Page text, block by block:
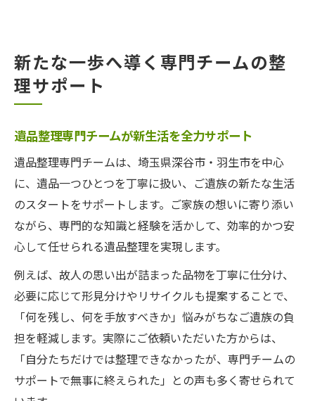
新たな一歩へ導く専門チームの整
理サポート
遺品整理専門チームが新生活を全力サポート
遺品整理専門チームは、埼玉県深谷市・羽生市を中心
に、遺品一つひとつを丁寧に扱い、ご遺族の新たな生活
のスタートをサポートします。ご家族の想いに寄り添い
ながら、専門的な知識と経験を活かして、効率的かつ安
心して任せられる遺品整理を実現します。
例えば、故人の思い出が詰まった品物を丁寧に仕分け、
必要に応じて形見分けやリサイクルも提案することで、
「何を残し、何を手放すべきか」悩みがちなご遺族の負
担を軽減します。実際にご依頼いただいた方からは、
「自分たちだけでは整理できなかったが、専門チームの
サポートで無事に終えられた」との声も多く寄せられて